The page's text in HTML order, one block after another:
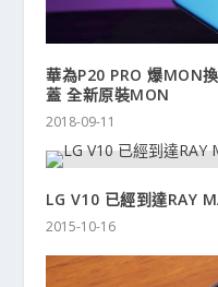
華為P20 PRO 爆MON
蓋 全新原裝MON
2018-09-11
LG V10 已經到達RAY
2015-10-16